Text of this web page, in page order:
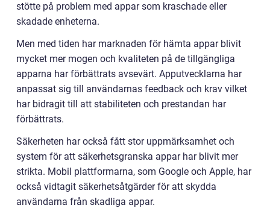
stötte på problem med appar som kraschade eller
skadade enheterna.
Men med tiden har marknaden för hämta appar blivit
mycket mer mogen och kvaliteten på de tillgängliga
apparna har förbättrats avsevärt. Apputvecklarna har
anpassat sig till användarnas feedback och krav vilket
har bidragit till att stabiliteten och prestandan har
förbättrats.
Säkerheten har också fått stor uppmärksamhet och
system för att säkerhetsgranska appar har blivit mer
strikta. Mobil plattformarna, som Google och Apple, har
också vidtagit säkerhetsåtgärder för att skydda
användarna från skadliga appar.